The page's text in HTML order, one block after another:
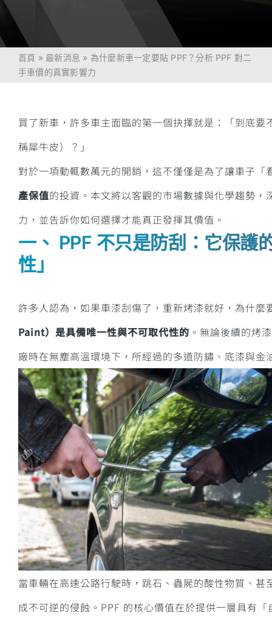
首頁 » 最新消息 » 為什麼新車一定要貼 PPF？分析 PPF 對二
手車價的真實影響力
買了新車，許多車主面臨的第一個抉擇就是：「到底
稱犀牛皮）？」
對於一項動輒數萬元的開銷，這不僅僅是為了讓車子
產保值的投資。本文將以客觀的市場數據與化學趨勢
力，並告訴你如何選擇才能真正發揮其價值。
一、 PPF 不只是防刮：它保護
性」
許多人認為，如果車漆刮傷了，重新烤漆就好，為什麼
Paint）是具備唯一性與不可取代性的 。無論後續的烤
廠時在無塵高溫環境下，所經過的多道防鏽、底漆與金
當車輛在高速公路行駛時，跳石、蟲屍的酸性物質、
成不可逆的侵蝕。 PPF 的核心價值在於提供一層具有